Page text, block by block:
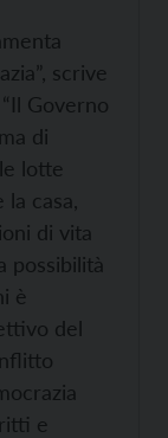
scrive
Governo
di
lotte
casa,
di vita
possibilità
è
del
e